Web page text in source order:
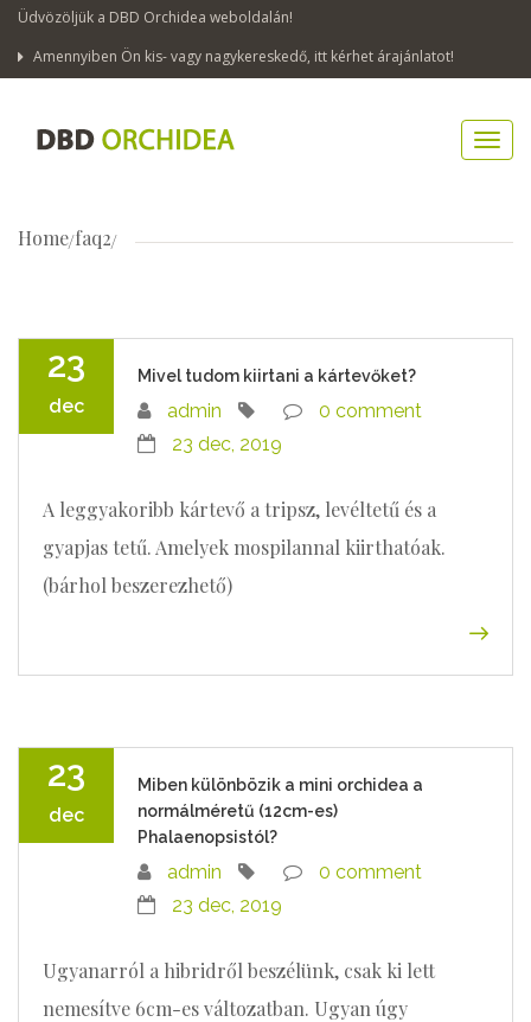
Üdvözöljük a DBD Orchidea weboldalán!
Amennyiben Ön kis- vagy nagykereskedő, itt kérhet árajánlatot!
Home faq2
23
dec
Mivel tudom kiirtani a kártevőket?
admin
0 comment
23 dec, 2019
A leggyakoribb kártevő a tripsz, levéltetű és a
gyapjas tetű. Amelyek mospilannal kiirthatóak.
(bárhol beszerezhető)
23
dec
Miben különbözik a mini orchidea a
normálméretű (12cm-es)
Phalaenopsistól?
admin
0 comment
23 dec, 2019
Ugyanarról a hibridről beszélünk, csak ki lett
nemesítve 6cm-es változatban. Ugyan úgy